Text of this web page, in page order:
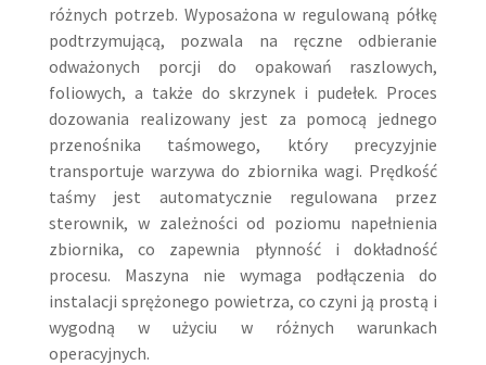
różnych potrzeb. Wyposażona w regulowaną półkę
podtrzymującą, pozwala na ręczne odbieranie
odważonych porcji do opakowań raszlowych,
foliowych, a także do skrzynek i pudełek. Proces
dozowania realizowany jest za pomocą jednego
przenośnika taśmowego, który precyzyjnie
transportuje warzywa do zbiornika wagi. Prędkość
taśmy jest automatycznie regulowana przez
sterownik, w zależności od poziomu napełnienia
zbiornika, co zapewnia płynność i dokładność
procesu. Maszyna nie wymaga podłączenia do
instalacji sprężonego powietrza, co czyni ją prostą i
wygodną w użyciu w różnych warunkach
operacyjnych.